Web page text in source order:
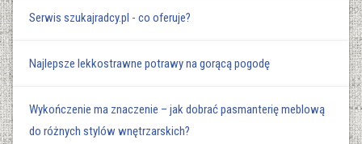
Serwis szukajradcy.pl - co oferuje?
Najlepsze lekkostrawne potrawy na gorącą pogodę
Wykończenie ma znaczenie – jak dobrać pasmanterię meblową
do różnych stylów wnętrzarskich?